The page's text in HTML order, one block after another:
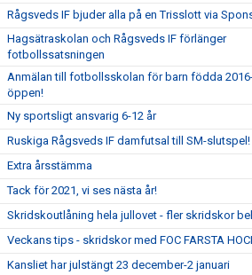
Rågsveds IF bjuder alla på en Trisslott via
Hagsätraskolan och Rågsveds IF förlänger
fotbollssatsningen
Anmälan till fotbollsskolan för barn födda
öppen!
Ny sportsligt ansvarig 6-12 år
Ruskiga Rågsveds IF damfutsal till SM-slutspel!
Extra årsstämma
Tack för 2021, vi ses nästa år!
Skridskoutlåning hela jullovet - fler skridskor
Veckans tips - skridskor med FOC FARSTA
Kansliet har julstängt 23 december-2 januari